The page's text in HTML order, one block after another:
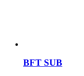
BFT SUB